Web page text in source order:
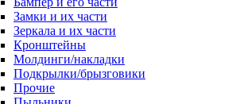
Замки и их части
Зеркала и их части
Кронштейны
Молдинги/накладки
Подкрылки/брызговики
Прочие